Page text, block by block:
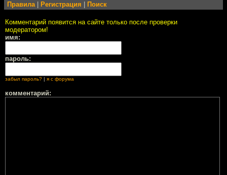
Правила| Регистрация Поиск
Комментарий появится на сайте только после проверки
модератором!
имя:
пароль:
забыл пароль? я с форума
комментарий: